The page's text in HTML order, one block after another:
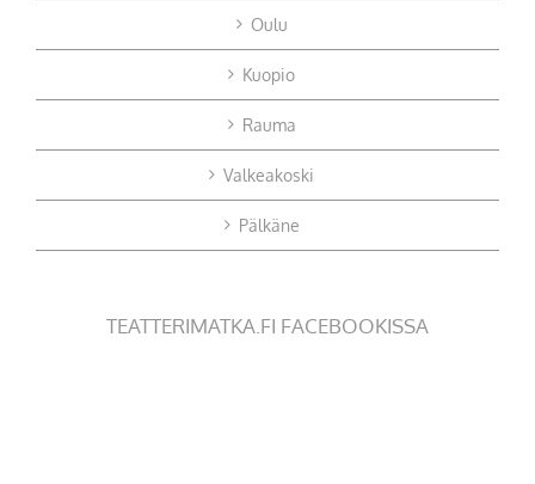
Oulu
Kuopio
Rauma
Valkeakoski
Pälkäne
TEATTERIMATKA.FI FACEBOOKISSA